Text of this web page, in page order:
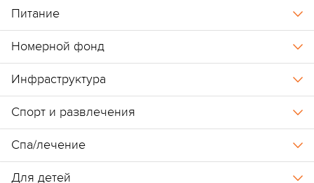
Питание
Номерной фонд
Инфраструктура
Спорт и развлечения
Спа/лечение
Для детей